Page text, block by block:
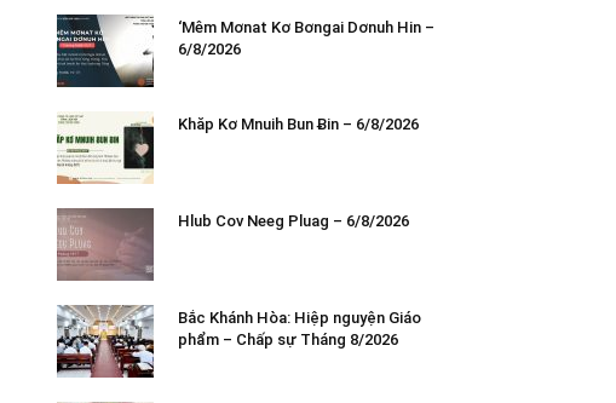
‘Mêm Mơnat Kơ Bơngai Dơnuh Hin –
6/8/2026
Khăp Kơ Mnuih Bun Ƀin – 6/8/2026
Hlub Cov Neeg Pluag – 6/8/2026
Bắc Khánh Hòa: Hiệp nguyện Giáo
phẩm – Chấp sự Tháng 8/2026